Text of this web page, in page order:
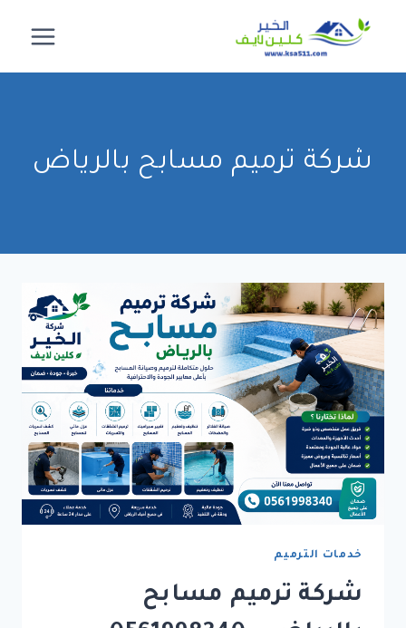
المحتوى
شركة ترميم مسابح بالرياض
خدمات الترميم
شركة ترميم مسابح